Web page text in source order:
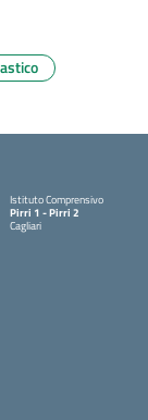
Istituto Comprensivo
Pirri 1 - Pirri 2
Cagliari
— Visita la pagina iniziale